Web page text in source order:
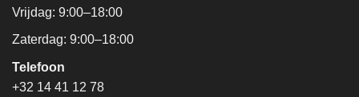
Vrijdag: 9:00–18:00
Zaterdag: 9:00–18:00
Telefoon
+32 14 41 12 78